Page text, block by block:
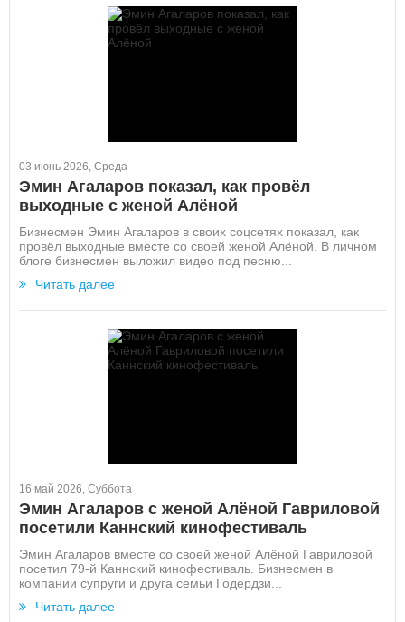
03 июнь 2026, Среда
Эмин Агаларов показал, как провёл
выходные с женой Алёной
Бизнесмен Эмин Агаларов в своих соцсетях показал, как
провёл выходные вместе со своей женой Алёной. В личном
блоге бизнесмен выложил видео под песню...
Читать далее
16 май 2026, Суббота
Эмин Агаларов с женой Алёной Гавриловой
посетили Каннский кинофестиваль
Эмин Агаларов вместе со своей женой Алёной Гавриловой
посетил 79-й Каннский кинофестиваль. Бизнесмен в
компании супруги и друга семьи Годердзи...
Читать далее